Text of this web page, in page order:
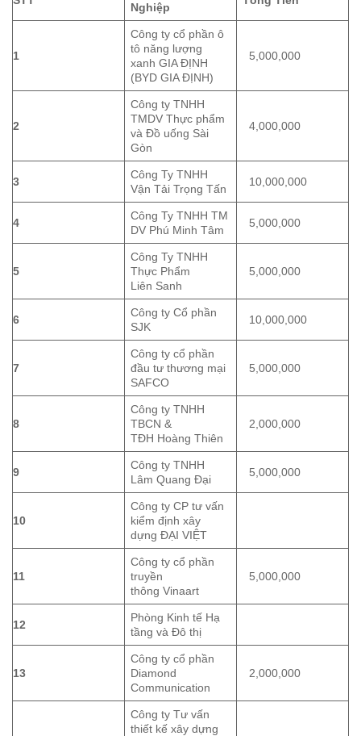
Nghiệp
1
Công ty cổ phần ô
tô năng lượng
xanh GIA ĐỊNH
(BYD GIA ĐỊNH)
5,000,000
2
Công ty TNHH
TMDV Thực phẩm
và Đồ uống Sài
Gòn
4,000,000
3
Công Ty TNHH
Vận Tải Trọng Tấn
10,000,000
4
Công Ty TNHH TM
DV Phú Minh Tâm
5,000,000
5
Công Ty TNHH
Thực Phẩm
Liên Sanh
5,000,000
6
Công ty Cổ phần
SJK
10,000,000
7
Công ty cổ phần
đầu tư thương mại
SAFCO
5,000,000
8
Công ty TNHH
TBCN &
TĐH Hoàng Thiên
2,000,000
9
Công ty TNHH
Lâm Quang Đại
5,000,000
10
Công ty CP tư vấn
kiểm định xây
dựng ĐẠI VIỆT
11
Công ty cổ phần
truyền
thông Vinaart
5,000,000
12
Phòng Kinh tế Hạ
tầng và Đô thị
13
Công ty cổ phần
Diamond
Communication
2,000,000
Công ty Tư vấn
thiết kế xây dựng